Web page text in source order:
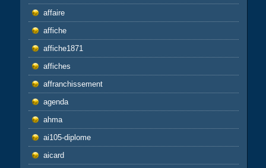
affaire
affiche
affiche1871
affiches
affranchissement
agenda
ahma
ai105-diplome
aicard